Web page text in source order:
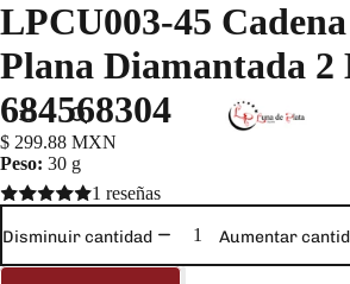
LPCU003-45
Plana Diamantada 2
684568304
$ 299.88 MXN
Peso: 30 g
1 reseñas
Disminuir cantidad Aumentar